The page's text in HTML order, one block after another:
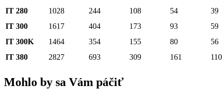
IT 280
1028 244 108 54
39
IT 300
1617 404 173 93
59
IT 300K
1464 354 155 80
56
IT 380
2827 693 309 161 110
Mohlo by sa Vám páčiť